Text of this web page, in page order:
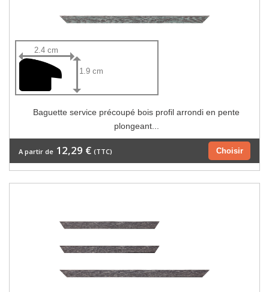
2.4 cm
1.9 cm
Baguette service précoupé bois profil arrondi en pente
plongeant...
Choisir
A partir de 12,29 € (TTC)